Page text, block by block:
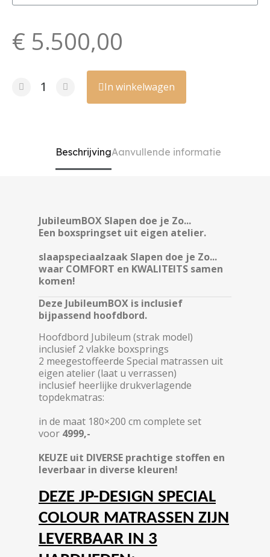
€ 5.500,00
In winkelwagen
BeschrijvingAanvullende informatie
JubileumBOX Slapen doe je Zo...
Een boxspringset uit eigen atelier.
slaapspeciaalzaak Slapen doe je Zo...
waar COMFORT en KWALITEITS samen
komen!
Deze JubileumBOX is inclusief
bijpassend hoofdbord.
Hoofdbord Jubileum (strak model)
inclusief 2 vlakke boxsprings
2 meegestoffeerde Special matrassen uit
eigen atelier (laat u verrassen)
inclusief heerlijke drukverlagende
topdekmatras:
in de maat 180×200 cm complete set
voor 4999,-
KEUZE uit DIVERSE prachtige stoffen en
leverbaar in diverse kleuren!
DEZE JP-DESIGN SPECIAL
COLOUR MATRASSEN ZIJN
LEVERBAAR IN 3